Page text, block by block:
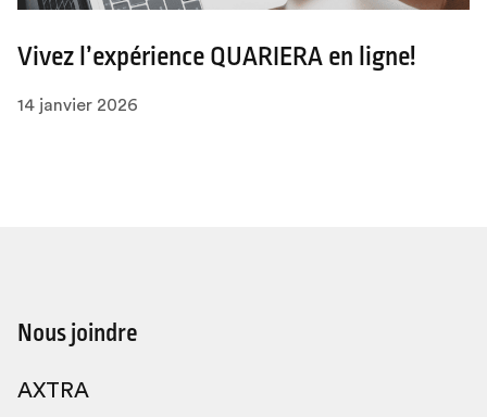
Vivez l’expérience QUARIERA en ligne!
14 janvier 2026
Nous joindre
AXTRA